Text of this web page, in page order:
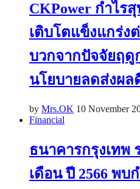
CKPower กำไร
เติบโตแข็งแกร่ง
บวกจากปัจจัยฤดู
นโยบายลดส่งผล
by Mrs.OK 10 November
Financial
ธนาคารกรุงเทพ
เดือน ปี 2566 พบ